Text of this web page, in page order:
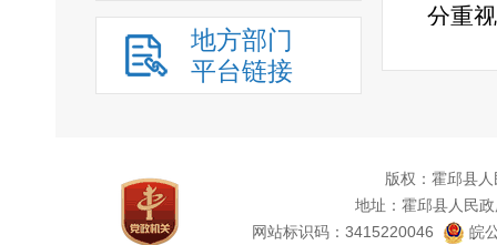
地方部门
平台链接
分重
（
度由
版权：霍邱县
地址：霍邱县人民
网站标识码：3415220046
皖